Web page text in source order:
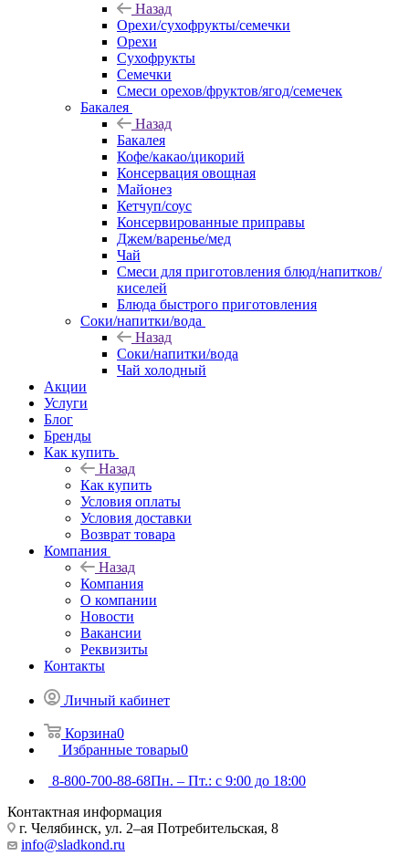
Назад
Орехи/сухофрукты/семечки
Орехи
Сухофрукты
Семечки
Смеси орехов/фруктов/ягод/семечек
Бакалея
Назад
Бакалея
Кофе/какао/цикорий
Консервация овощная
Майонез
Кетчуп/соус
Консервированные приправы
Джем/варенье/мед
Чай
Смеси для приготовления блюд/напитков/
киселей
Блюда быстрого приготовления
Соки/напитки/вода
Назад
Соки/напитки/вода
Чай холодный
Акции
Услуги
Блог
Бренды
Как купить
Назад
Как купить
Условия оплаты
Условия доставки
Возврат товара
Компания
Назад
Компания
О компании
Новости
Вакансии
Реквизиты
Контакты
Личный кабинет
Корзина0
Избранные товары0
8-800-700-88-68Пн. – Пт.: с 9:00 до 18:00
Контактная информация
г. Челябинск, ул. 2–ая Потребительская, 8
info@sladkond.ru